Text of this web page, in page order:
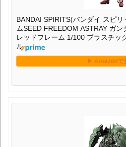
BANDAI SPIRITS(バンダイ スピ
ムSEED FREEDOM ASTRAY ガ
レッドフレーム 1/100 プラスチッ
ル